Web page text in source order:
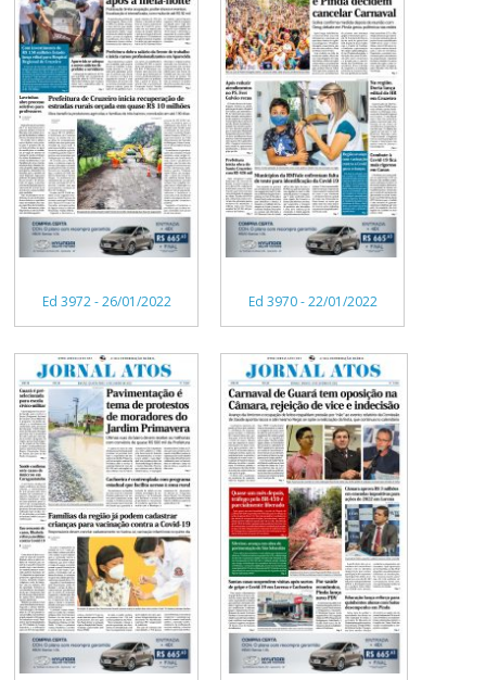
Ed 3972 - 26/01/2022 Ed 3970 - 22/01/2022